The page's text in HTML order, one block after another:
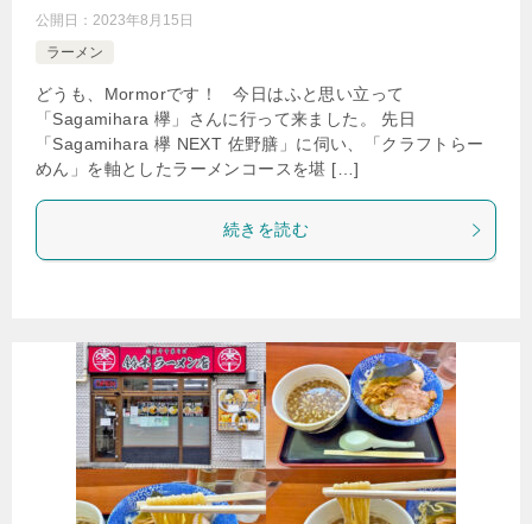
公開日： 2023年8月15日
ラーメン
どうも、Mormorです！ 今日はふと思い立って
「Sagamihara 欅」さんに行って来ました。 先日
「Sagamihara 欅 NEXT 佐野膳」に伺い、「クラフトらー
めん」を軸としたラーメンコースを堪 […]
続きを読む